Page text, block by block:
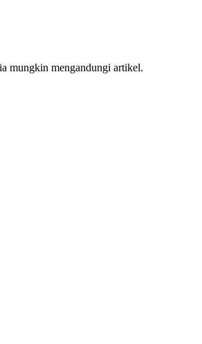
mungkin mengandungi artikel.